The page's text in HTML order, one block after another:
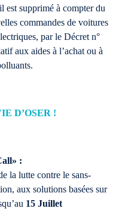
est supprimé à compter du
commandes de voitures
par le Décret n°
aux aides à l’achat ou à
D’OSER !
:
la lutte contre le sans-
aux solutions basées sur
15 Juillet